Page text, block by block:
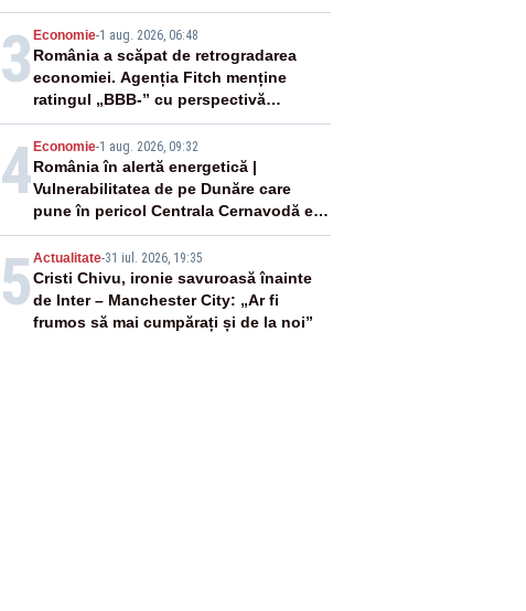
3 Economie-1 aug. 2026, 06:48
România a scăpat de retrogradarea
economiei. Agenția Fitch menține
ratingul „BBB-” cu perspectivă
negativă
4 Economie-1 aug. 2026, 09:32
România în alertă energetică |
Vulnerabilitatea de pe Dunăre care
pune în pericol Centrala Cernavodă era
cunoscută de pe vremea lui Ceaușescu
5 Actualitate-31 iul. 2026, 19:35
Cristi Chivu, ironie savuroasă înainte
de Inter – Manchester City: „Ar fi
frumos să mai cumpărați și de la noi”